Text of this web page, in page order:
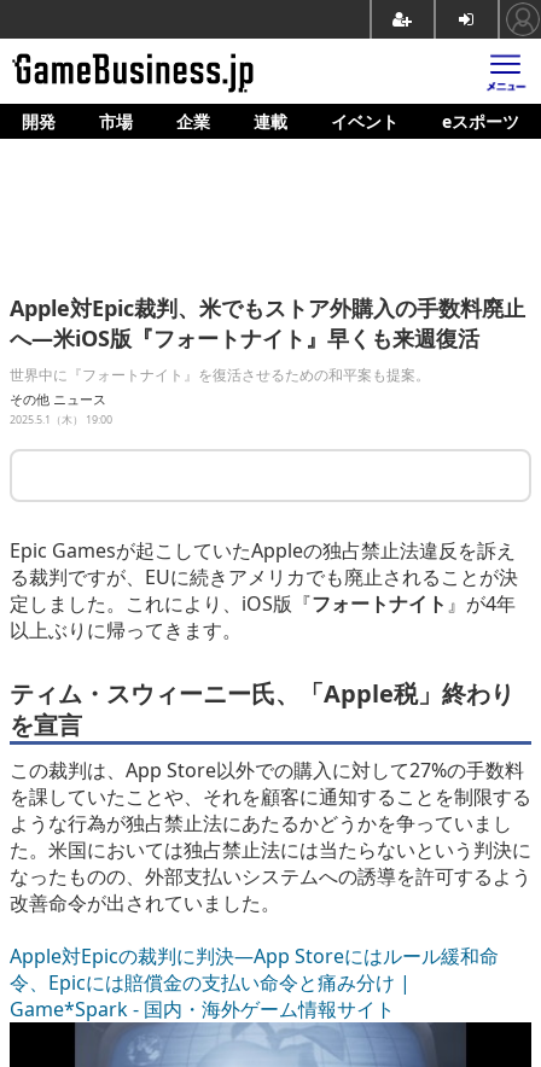
ホーム
企業動向
人材育成
産業政策
eスポーツ
開発 市場 企業 連載 イベント eスポーツ
Apple対Epic裁判、米でもストア外購入の手数料廃止
へ―米iOS版『フォートナイト』早くも来週復活
世界中に『フォートナイト』を復活させるための和平案も提案。
その他 ニュース
2025.5.1（木） 19:00
Epic Gamesが起こしていたAppleの独占禁止法違反を訴え
る裁判ですが、EUに続きアメリカでも廃止されることが決
定しました。これにより、iOS版『フォートナイト 』が4年
以上ぶりに帰ってきます。
ティム・スウィーニー氏、「Apple税」終わり
を宣言
この裁判は、App Store以外での購入に対して27%の手数料
を課していたことや、それを顧客に通知することを制限する
ような行為が独占禁止法にあたるかどうかを争っていまし
た。米国においては独占禁止法には当たらないという判決に
なったものの、外部支払いシステムへの誘導を許可するよう
改善命令が出されていました。
Apple対Epicの裁判に判決―App Storeにはルール緩和命
令、Epicには賠償金の支払い命令と痛み分け |
Game*Spark - 国内・海外ゲーム情報サイト